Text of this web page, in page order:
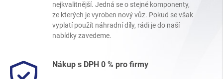
nejkvalitnější. Jedná se o stejné komponenty,
ze kterých je vyroben nový vůz. Pokud se však
vyplatí použít náhradní díly, rádi je do naší
nabídky zavedeme.
Nákup s DPH 0 % pro firmy